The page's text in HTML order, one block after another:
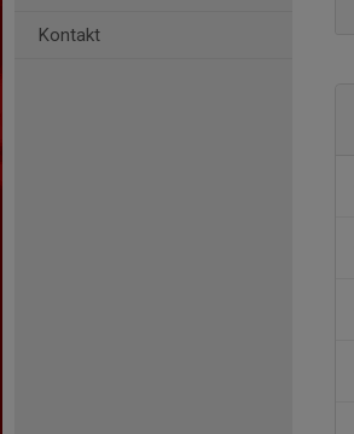
Kontakt